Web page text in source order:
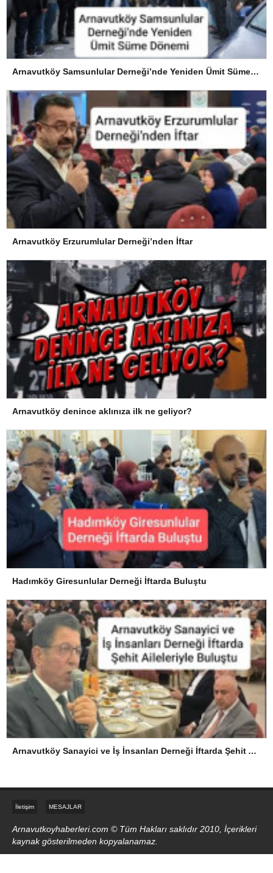
Arnavutköy Samsunlular Derneği’nde Yeniden Ümit Süme Dönemi
Arnavutköy Erzurumlular Derneği’nden İftar
Arnavutköy denince aklınıza ilk ne geliyor?
Hadımköy Giresunlular Derneği İftarda Buluştu
Arnavutköy Sanayici ve İş İnsanları Derneği İftarda Şehit Aileleriyle Buluştu
İletişim MESAJLAR
Arnavutkoyhaberleri.com © Tüm Hakları saklıdır 2010, İçerikleri
kaynak gösterilmeden kopyalanamaz.